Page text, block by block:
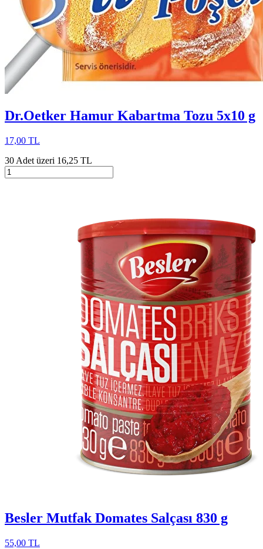
Dr.Oetker Hamur Kabartma Tozu 5x10 g
17,00 TL
30 Adet üzeri 16,25 TL
Besler Mutfak Domates Salçası 830 g
55,00 TL